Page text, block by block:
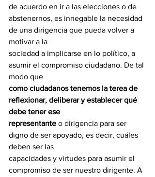
de acuerdo en ir a las elecciones o de
abstenernos, es innegable la necesidad
de una dirigencia que pueda volver a
motivar a la
sociedad a implicarse en lo político, a
asumir el compromiso ciudadano. De tal
modo que
como ciudadanos tenemos la terea de
reflexionar, deliberar y establecer qué
debe tener ese
representante o dirigencia para ser
digno de ser apoyado, es decir, cuáles
deben ser las
capacidades y virtudes para asumir el
compromiso de ser nuestro dirigente. A